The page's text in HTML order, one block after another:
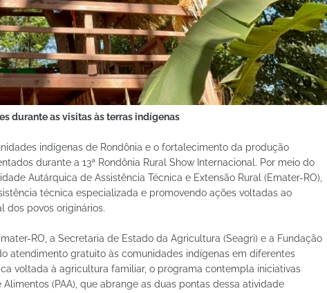
durante as visitas às terras indígenas
indígenas de Rondônia e o fortalecimento da produção
durante a 13ª Rondônia Rural Show Internacional. Por meio do
Autárquica de Assistência Técnica e Extensão Rural (Emater-RO),
técnica especializada e promovendo ações voltadas ao
dos povos originários.
RO, a Secretaria de Estado da Agricultura (Seagri) e a Fundação
atendimento gratuito às comunidades indígenas em diferentes
voltada à agricultura familiar, o programa contempla iniciativas
(PAA), que abrange as duas pontas dessa atividade